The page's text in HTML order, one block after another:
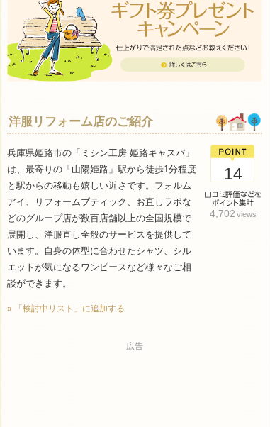
洋服リフォーム店のご紹介
兵庫県姫路市の「ミシン工房 姫路キャスパ」
は、最寄りの「山陽姫路」駅から徒歩1分程度
と駅からの移動も嬉しい近さです。フォルム
アイ、リフォームブティック、お直しラボな
どのグループ店が数百店舗以上の全国規模で
展開し、洋服直し全般のサービスを提供して
います。自身の体型に合わせたシャツ、シル
エットが気になるワンピースなど様々なご相
談ができます。
» 「検討中リスト」に追加する
14
4,702 views